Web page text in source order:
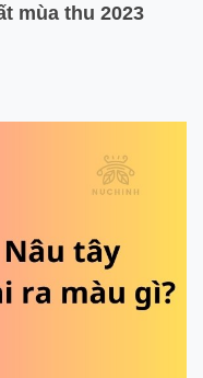
mùa thu 2023